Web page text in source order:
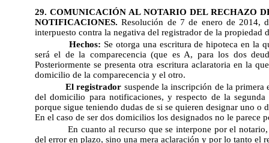
29. COMUNICACIÓN AL NOTARIO DEL RECHAZO
NOTIFICACIONES. Resolución de 7 de enero de 2014,
interpuesto contra la negativa del registrador de la
Hechos: Se otorga una escritura de hipoteca en la
será el de la comparecencia (que es A, para los dos
Posteriormente se presenta otra escritura aclaratoria en la
domicilio de la comparecencia y el otro.
El registrador suspende la inscripción de la primera
del domicilio para notificaciones, y respecto de la
porque sigue teniendo dudas de si se quieren designar uno
En el caso de ser dos domicilios los designados no le parece
En cuanto al recurso que se interpone por el
del error en plazo, sino una mera aclaración y por lo tanto el